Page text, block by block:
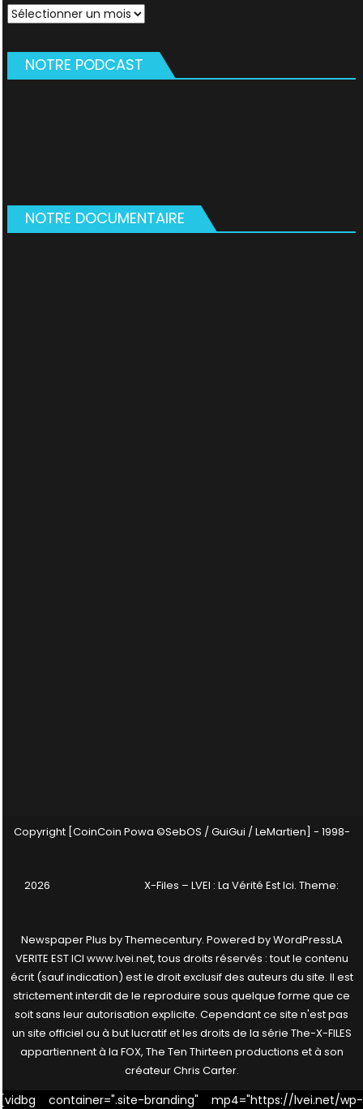
Archives
NOTRE PODCAST
NOTRE DOCUMENTAIRE
Copyright [CoinCoin Powa ©SebOS / GuiGui / LeMartien] - 1998-
2026 X-Files – LVEI : La Vérité Est Ici. Theme:
Newspaper Plus byThemecentury. Powered byWordPressLA
VERITE EST ICI www.lvei.net, tous droits réservés : tout le contenu
écrit (sauf indication) est le droit exclusif des auteurs du site. Il est
strictement interdit de le reproduire sous quelque forme que ce
soit sans leur autorisation explicite. Cependant ce site n'est pas
un site officiel ou à but lucratif et les droits de la série The-X-FILES
appartiennent à la FOX, The Ten Thirteen productions et à son
créateur Chris Carter.
[vidbg container=".site-branding" mp4="https://lvei.net/wp-